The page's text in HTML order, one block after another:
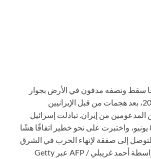
ونصفه مدفون في الأرض بجوار
أريحا في 8 يونيو 2026، بعد هجمات من قبل الإيرانيين
المدعومين من إيران. تبادلت إسرائيل
وإيران النيران في 8 يونيو، واختبرت على نحو خطير اتفاقًا هشًا
إلى صفقة لإنهاء الحرب في الشرق
الأوسط. (الصورة بواسطة أحمد غريبلي / AFP عبر Getty